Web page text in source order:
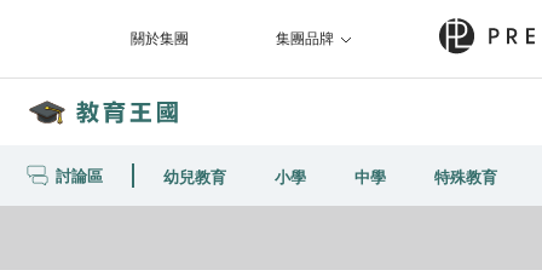
關於集團 集團品牌
討論區 幼兒教育 小學 中學 特殊教育